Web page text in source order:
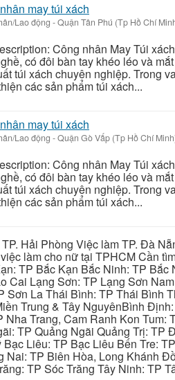
may túi xách
Lao động -Quận Tân Phú (Tp Hồ Chí
Công nhân May Túi
có đôi bàn tay khéo léo và
túi xách chuyên nghiệp. Trong
các sản phẩm túi xách...
may túi xách
Lao động -Quận Gò Vấp (Tp Hồ Chí
Công nhân May Túi
có đôi bàn tay khéo léo và
túi xách chuyên nghiệp. Trong
các sản phẩm túi xách...
Hải Phòng Việc làm TP. Đà
làm cho nữ tại TPHCM Cần
TP Bắc Kạn Bắc Ninh: TP
Cai Lạng Sơn: TP Lạng Sơn
La Thái Bình: TP Thái Bình
Trung & Tây NguyênBình
Trang, Cam Ranh Kon
TP Quảng Ngãi Quảng Trị:
Liêu: TP Bạc Liêu Bến Tre:
TP Biên Hòa, Long Khánh
TP Sóc Trăng Tây Ninh: TP